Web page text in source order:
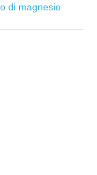
di magnesio